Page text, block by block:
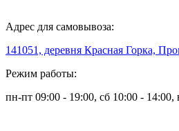
Адрес для самовывоза:
141051, деревня Красная Горка,
Режим работы:
пн-пт 09:00 - 19:00, сб 10:00 - 14:00,